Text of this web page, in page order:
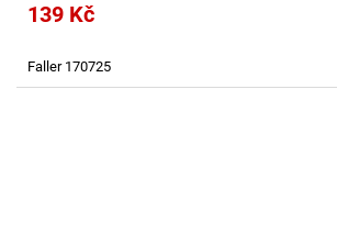
139 Kč
Faller 170725